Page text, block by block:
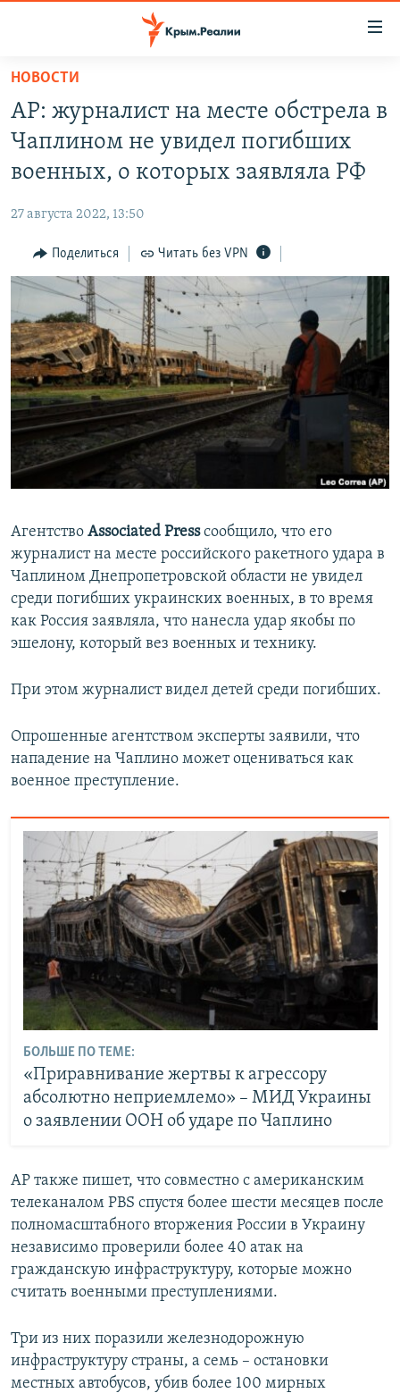
Вернуться
основному
содержанию
главной
навигации
Вернутся
поиску
СПЕЦПРОЕКТЫ
11 ЛЕТ ОККУПАЦИИ КРЫМА. 11 ИСТОРИЙ СОПРОТИВЛЕНИЯ
ЕЩЕ
ИНТЕРАКТИВ
ИНФОГРАФИКА
ТЕЛЕПРОЕКТ КРЫМ.РЕАЛИИ
СОВЕТЫ ПРАВОЗАЩИТНИКОВ
ПРОПАВШИЕ БЕЗ ВЕСТИ
ПОБЕДИТЕЛЕЙ НЕ СУДЯТ?
КРЫМ.НЕПОКОРЕННЫЙ
РАДІО СВОБОДА
КАК ОБОЙТИ БЛОКИРОВКУ
Українською
Qırımtatar
ПРИСОЕДИНЯЙТЕСЬ!
Все сайты RFE/RL
НОВОСТИ
AP: журналист на месте обстрела в
Чаплином не увидел погибших
военных, о которых заявляла РФ
27 августа 2022, 13:50
Поделиться Читать без VPN
Агентство Associated Pressсообщило, что его
журналист на месте российского ракетного удара в
Чаплином Днепропетровской области не увидел
среди погибших украинских военных, в то время
как Россия заявляла, что нанесла удар якобы по
эшелону, который вез военных и технику.
При этом журналист видел детей среди погибших.
Опрошенные агентством эксперты заявили, что
нападение на Чаплино может оцениваться как
военное преступление.
БОЛЬШЕ ПО ТЕМЕ:
«Приравнивание жертвы к агрессору
абсолютно неприемлемо» – МИД Украины
о заявлении ООН об ударе по Чаплино
AP также пишет, что совместно с американским
телеканалом PBS спустя более шести месяцев после
полномасштабного вторжения России в Украину
независимо проверили более 40 атак на
гражданскую инфраструктуру, которые можно
считать военными преступлениями.
Три из них поразили железнодорожную
инфраструктуру страны, а семь – остановки
местных автобусов, убив более 100 мирных